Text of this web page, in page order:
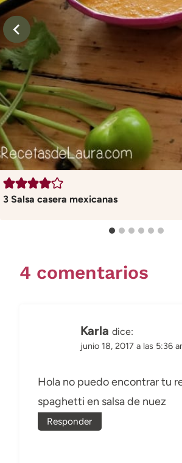
3 Salsa casera mexicanas
4 comentarios
Karla dice:
junio 18, 2017 a las 5:36
Hola no puedo encontrar tu
spaghetti en salsa de nuez
Responder